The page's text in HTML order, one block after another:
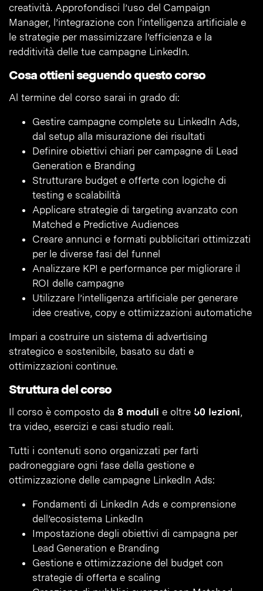
creatività. Approfondisci l’uso del Campaign
Manager, l’integrazione con l’intelligenza artificiale e
le strategie per massimizzare l’efficienza e la
redditività delle tue campagne LinkedIn.
Cosa ottieni seguendo questo corso
Al termine del corso sarai in grado di:
Gestire campagne complete su LinkedIn Ads,
dal setup alla misurazione dei risultati
Definire obiettivi chiari per campagne di Lead
Generation e Branding
Strutturare budget e offerte con logiche di
testing e scalabilità
Applicare strategie di targeting avanzato con
Matched e Predictive Audiences
Creare annunci e formati pubblicitari ottimizzati
per le diverse fasi del funnel
Analizzare KPI e performance per migliorare il
ROI delle campagne
Utilizzare l’intelligenza artificiale per generare
idee creative, copy e ottimizzazioni automatiche
Impari a costruire un sistema di advertising
strategico e sostenibile, basato su dati e
ottimizzazioni continue.
Struttura del corso
Il corso è composto da 8 moduli e oltre 50 lezioni,
tra video, esercizi e casi studio reali.
Tutti i contenuti sono organizzati per farti
padroneggiare ogni fase della gestione e
ottimizzazione delle campagne LinkedIn Ads:
Fondamenti di LinkedIn Ads e comprensione
dell’ecosistema LinkedIn
Impostazione degli obiettivi di campagna per
Lead Generation e Branding
Gestione e ottimizzazione del budget con
strategie di offerta e scaling